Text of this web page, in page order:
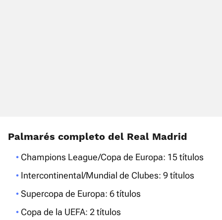
Palmarés completo del Real Madrid
Champions League/Copa de Europa: 15 títulos
Intercontinental/Mundial de Clubes: 9 títulos
Supercopa de Europa: 6 títulos
Copa de la UEFA: 2 títulos